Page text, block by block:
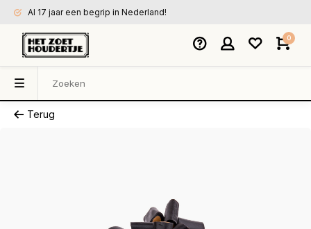
Al 17 jaar een begrip in Nederland!
0
Terug